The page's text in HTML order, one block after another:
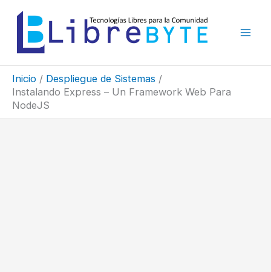
contenido
Inicio
Despliegue de Sistemas
Instalando Express – Un Framework Web Para
NodeJS